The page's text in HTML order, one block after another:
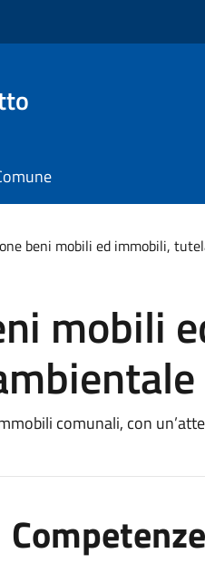
beni mobili ed immobili,
mobili
comunali, con
Competenze